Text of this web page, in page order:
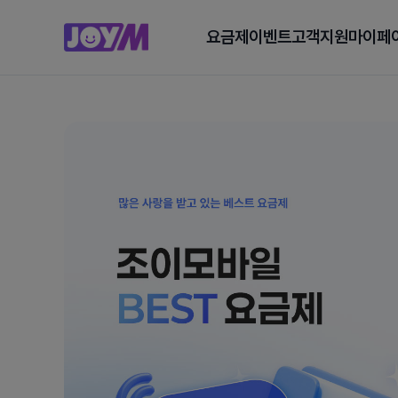
요금제 이벤트고객지원마이페